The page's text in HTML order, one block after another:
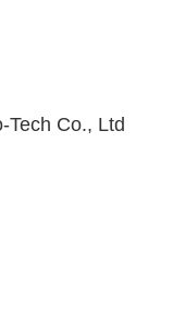
Tech Co., Ltd